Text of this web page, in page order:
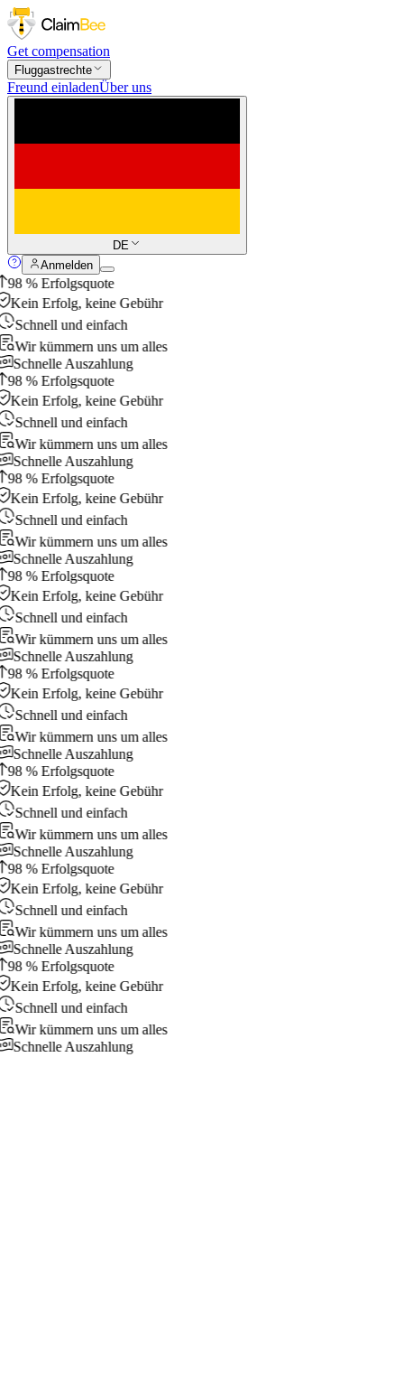
Get compensation
Fluggastrechte
Freund einladenÜber uns
DE
Anmelden
98 % Erfolgsquote
Kein Erfolg, keine Gebühr
Schnell und einfach
Wir kümmern uns um alles
Schnelle Auszahlung
98 % Erfolgsquote
Kein Erfolg, keine Gebühr
Schnell und einfach
Wir kümmern uns um alles
Schnelle Auszahlung
98 % Erfolgsquote
Kein Erfolg, keine Gebühr
Schnell und einfach
Wir kümmern uns um alles
Schnelle Auszahlung
98 % Erfolgsquote
Kein Erfolg, keine Gebühr
Schnell und einfach
Wir kümmern uns um alles
Schnelle Auszahlung
98 % Erfolgsquote
Kein Erfolg, keine Gebühr
Schnell und einfach
Wir kümmern uns um alles
Schnelle Auszahlung
98 % Erfolgsquote
Kein Erfolg, keine Gebühr
Schnell und einfach
Wir kümmern uns um alles
Schnelle Auszahlung
98 % Erfolgsquote
Kein Erfolg, keine Gebühr
Schnell und einfach
Wir kümmern uns um alles
Schnelle Auszahlung
98 % Erfolgsquote
Kein Erfolg, keine Gebühr
Schnell und einfach
Wir kümmern uns um alles
Schnelle Auszahlung